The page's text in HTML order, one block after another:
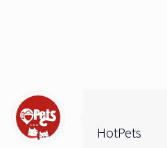
HotPets